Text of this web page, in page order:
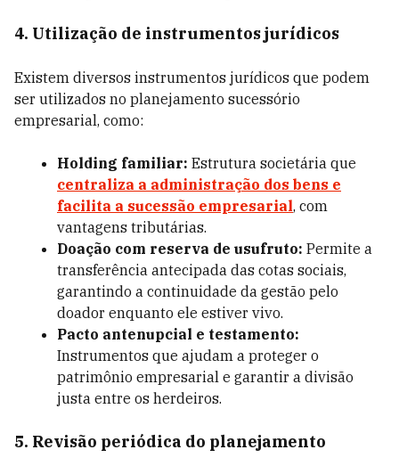
4. Utilização de instrumentos jurídicos
Existem diversos instrumentos jurídicos que podem
ser utilizados no planejamento sucessório
empresarial, como:
Holding familiar: Estrutura societária que
centraliza a administração dos bens e
facilita a sucessão empresarial, com
vantagens tributárias.
Doação com reserva de usufruto: Permite a
transferência antecipada das cotas sociais,
garantindo a continuidade da gestão pelo
doador enquanto ele estiver vivo.
Pacto antenupcial e testamento:
Instrumentos que ajudam a proteger o
patrimônio empresarial e garantir a divisão
justa entre os herdeiros.
5. Revisão periódica do planejamento